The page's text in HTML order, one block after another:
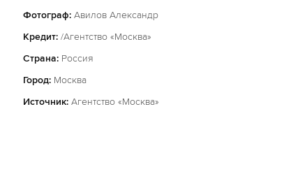
Фотограф: Авилов Александр
Кредит: /Агентство «Москва»
Страна: Россия
Город: Москва
Источник: Агентство «Москва»